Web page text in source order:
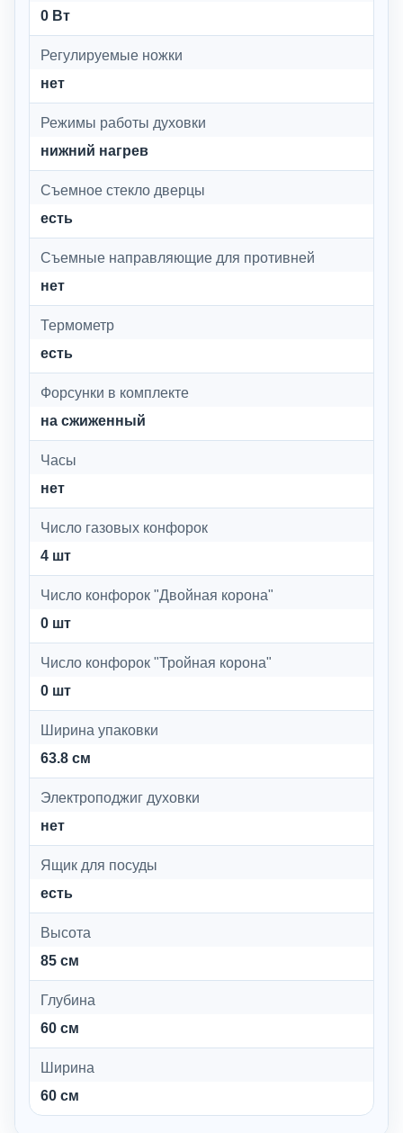
0 Вт
Регулируемые ножки
нет
Режимы работы духовки
нижний нагрев
Съемное стекло дверцы
есть
Съемные направляющие для противней
нет
Термометр
есть
Форсунки в комплекте
на сжиженный
Часы
нет
Число газовых конфорок
4 шт
Число конфорок "Двойная корона"
0 шт
Число конфорок "Тройная корона"
0 шт
Ширина упаковки
63.8 см
Электроподжиг духовки
нет
Ящик для посуды
есть
Высота
85 см
Глубина
60 см
Ширина
60 см